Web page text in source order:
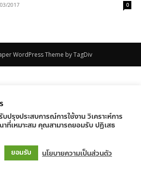
2017 0
WordPress Theme by TagDiv
ปรุงประสบการณ์การใช้งาน วิเคราะห์การ
ที่เหมาะสม คุณสามารถยอมรับ ปฏิเสธ
ยอมรับ นโยบายความเป็นส่วนตัว